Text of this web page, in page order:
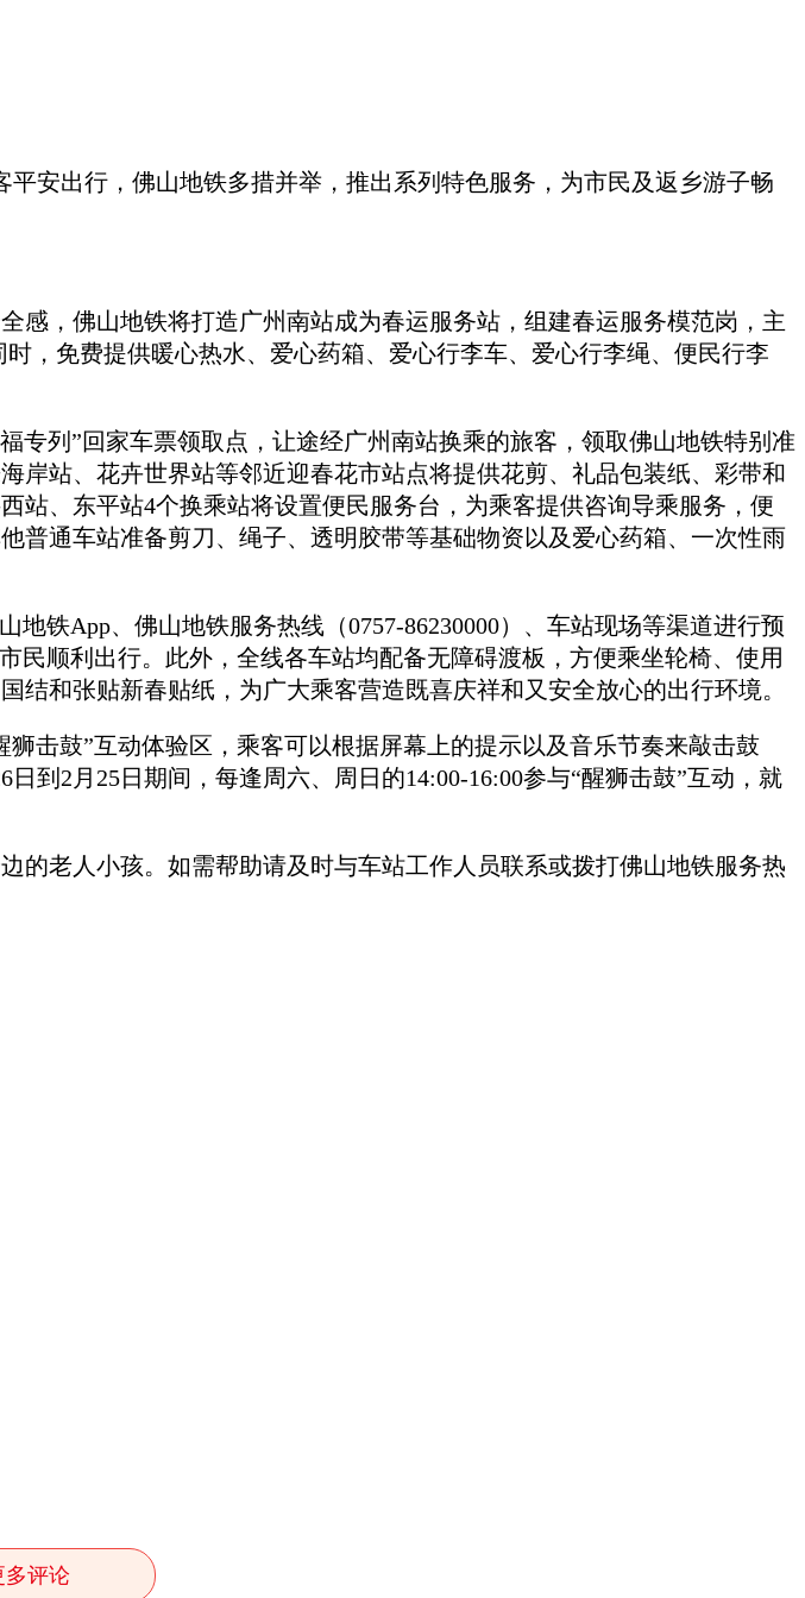
安出行，佛山地铁多措并举，推出系列特色服务，为市民及返乡游子畅
感，佛山地铁将打造广州南站成为春运服务站，组建春运服务模范岗，主
，免费提供暖心热水、爱心药箱、爱心行李车、爱心行李绳、便民行李
专列”回家车票领取点，让途经广州南站换乘的旅客，领取佛山地铁特别准
岸站、花卉世界站等邻近迎春花市站点将提供花剪、礼品包装纸、彩带和
站、东平站4个换乘站将设置便民服务台，为乘客提供咨询导乘服务，便
普通车站准备剪刀、绳子、透明胶带等基础物资以及爱心药箱、一次性雨
铁App、佛山地铁服务热线（0757-86230000）、车站现场等渠道进行预
民顺利出行。此外，全线各车站均配备无障碍渡板，方便乘坐轮椅、使用
和张贴新春贴纸，为广大乘客营造既喜庆祥和又安全放心的出行环境。
击鼓”互动体验区，乘客可以根据屏幕上的提示以及音乐节奏来敲击鼓
到2月25日期间，每逢周六、周日的14:00-16:00参与“醒狮击鼓”互动，就
的老人小孩。如需帮助请及时与车站工作人员联系或拨打佛山地铁服务热
多评论